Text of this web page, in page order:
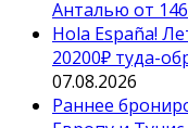
Анталью от
Hola España!
20200₽ туда-
07.08.2026
Раннее